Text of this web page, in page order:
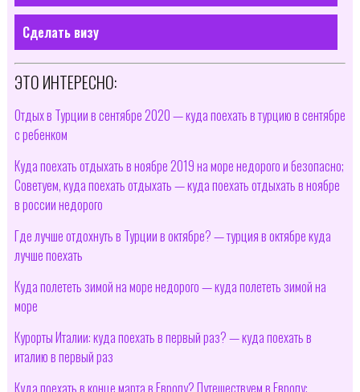
Сделать визу
ЭТО ИНТЕРЕСНО:
Отдых в Турции в сентябре 2020 — куда поехать в турцию в сентябре
с ребенком
Куда поехать отдыхать в ноябре 2019 на море недорого и безопасно;
Советуем, куда поехать отдыхать — куда поехать отдыхать в ноябре
в россии недорого
Где лучше отдохнуть в Турции в октябре? — турция в октябре куда
лучше поехать
Куда полететь зимой на море недорого — куда полететь зимой на
море
Курорты Италии: куда поехать в первый раз? — куда поехать в
италию в первый раз
Куда поехать в конце марта в Европу? Путешествуем в Европу;